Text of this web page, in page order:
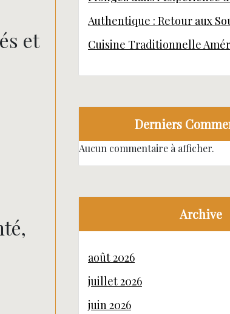
et
Authentique : Retour aux
Cuisine Traditionnelle
Derniers
Aucun commentaire à afficher.
Archive
août 2026
juillet 2026
juin 2026